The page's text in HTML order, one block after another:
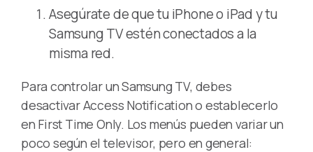
Asegúrate de que tu iPhone o iPad y tu
Samsung TV estén conectados a la
misma red.
Para controlar un Samsung TV, debes
desactivar Access Notification o establecerlo
en First Time Only. Los menús pueden variar un
poco según el televisor, pero en general: